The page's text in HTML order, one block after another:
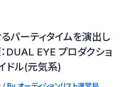
パーティタイムを演出し
DUAL EYE プロダクショ
ドル(元気系)